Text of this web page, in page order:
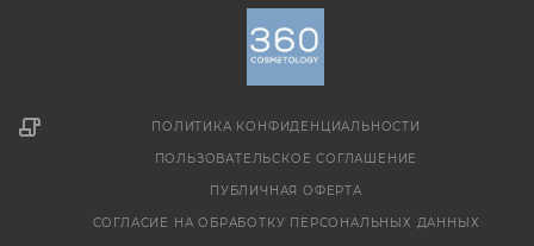
ПОЛИТИКА КОНФИДЕНЦИАЛЬНОСТИ
ПОЛЬЗОВАТЕЛЬСКОЕ СОГЛАШЕНИЕ
ПУБЛИЧНАЯ ОФЕРТА
СОГЛАСИЕ НА ОБРАБОТКУ ПЕРСОНАЛЬНЫХ ДАННЫХ